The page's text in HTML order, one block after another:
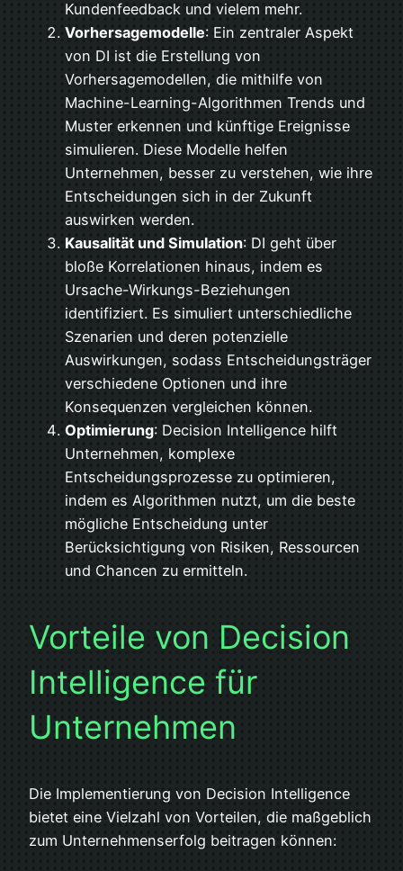
Kundenfeedback und vielem mehr.
Vorhersagemodelle: Ein zentraler Aspekt
von DI ist die Erstellung von
Vorhersagemodellen, die mithilfe von
Machine-Learning-Algorithmen Trends und
Muster erkennen und künftige Ereignisse
simulieren. Diese Modelle helfen
Unternehmen, besser zu verstehen, wie ihre
Entscheidungen sich in der Zukunft
auswirken werden.
Kausalität und Simulation: DI geht über
bloße Korrelationen hinaus, indem es
Ursache-Wirkungs-Beziehungen
identifiziert. Es simuliert unterschiedliche
Szenarien und deren potenzielle
Auswirkungen, sodass Entscheidungsträger
verschiedene Optionen und ihre
Konsequenzen vergleichen können.
Optimierung: Decision Intelligence hilft
Unternehmen, komplexe
Entscheidungsprozesse zu optimieren,
indem es Algorithmen nutzt, um die beste
mögliche Entscheidung unter
Berücksichtigung von Risiken, Ressourcen
und Chancen zu ermitteln.
Vorteile von Decision
Intelligence für
Unternehmen
Die Implementierung von Decision Intelligence
bietet eine Vielzahl von Vorteilen, die maßgeblich
zum Unternehmenserfolg beitragen können: